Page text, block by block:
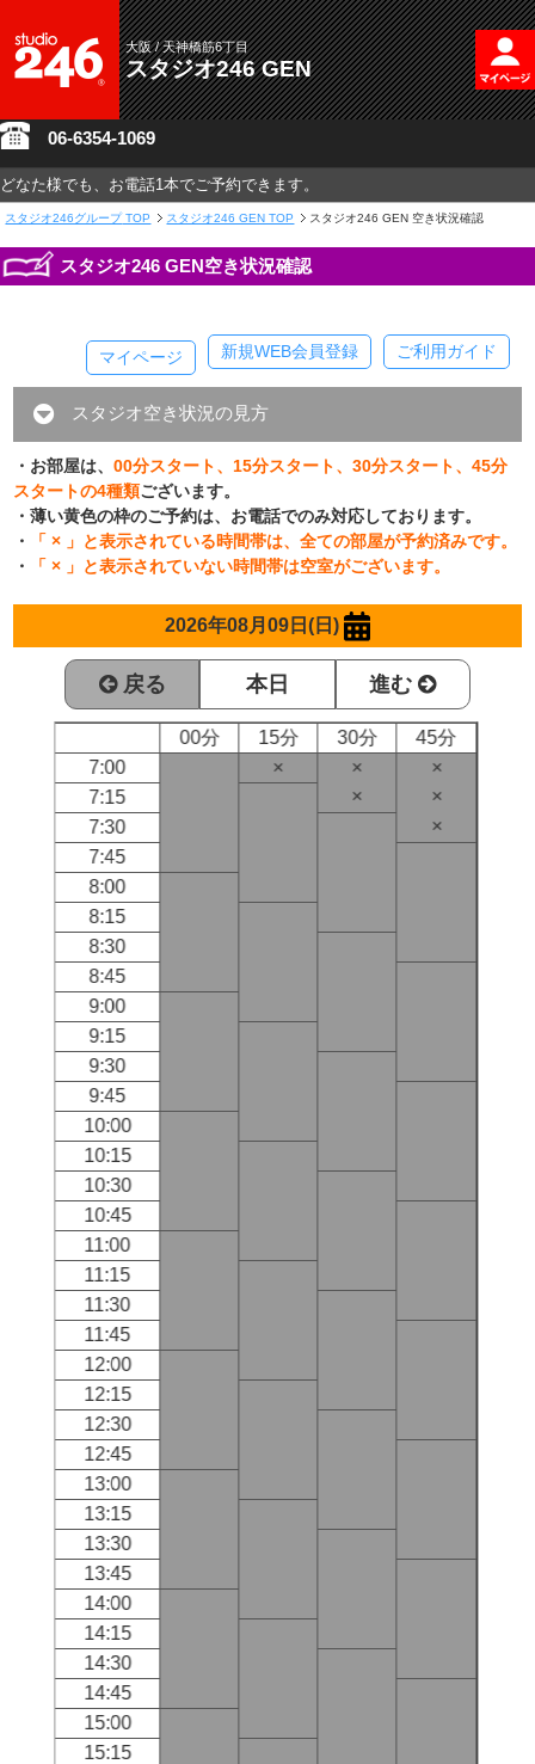
大阪 / 天神橋筋6丁目
スタジオ246 GEN
06-6354-1069
どなた様でも、お電話1本でご予約できます。
スタジオ246グループ TOP スタジオ246 GEN TOP スタジオ246 GEN 空き状況確認
スタジオ246 GEN空き状況確認
ご利用ガイド
新規WEB会員登録
マイページ
スタジオ空き状況の見方
・お部屋は、00分スタート、15分スタート、30分スタート、45分
スタートの4種類ございます。
・薄い黄色の枠のご予約は、お電話でのみ対応しております。
・
「 × 」と表示されている時間帯は、全ての部屋が予約済みです。
・
「 × 」と表示されていない時間帯は空室がございます。
2026年08月09日(日)
戻る 本日 進む
00分 15分 30分
45分
7:00
× ×
×
7:15
×
×
7:30
×
7:45
8:00
8:15
8:30
8:45
9:00
9:15
9:30
9:45
10:00
10:15
10:30
10:45
11:00
11:15
11:30
11:45
12:00
12:15
12:30
12:45
13:00
13:15
13:30
13:45
14:00
14:15
14:30
14:45
15:00
15:15